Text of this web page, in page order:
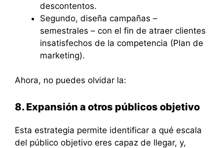
descontentos.
Segundo, diseña campañas –
semestrales – con el fin de atraer clientes
insatisfechos de la competencia (Plan de
marketing).
Ahora, no puedes olvidar la:
8. Expansión a otros públicos objetivo
Esta estrategia permite identificar a qué escala
del público objetivo eres capaz de llegar, y,